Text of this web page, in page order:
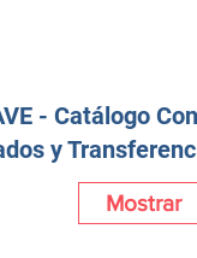
- Catálogo
y
Mostrar